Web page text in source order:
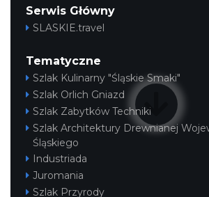
Serwis Główny
SLASKIE.travel
Tematyczne
Szlak Kulinarny "Śląskie Smaki"
Szlak Orlich Gniazd
Szlak Zabytków Techniki
Szlak Architektury Drewnianej
Śląskiego
Industriada
Juromania
Szlak Przyrody